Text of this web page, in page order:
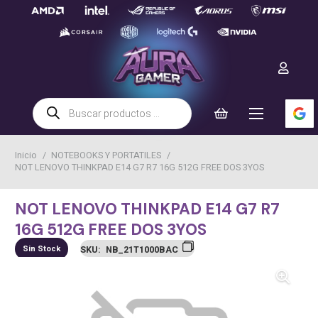
Búsqueda
de
productos
Inicio / NOTEBOOKS Y PORTATILES /
NOT LENOVO THINKPAD E14 G7 R7 16G 512G FREE DOS 3YOS
NOT LENOVO THINKPAD E14 G7 R7
16G 512G FREE DOS 3YOS
Sin Stock SKU: NB_21T1000BAC